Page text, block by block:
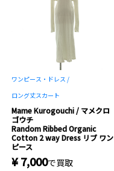
ワンピース・ドレス /
ロング丈スカート
Mame Kurogouchi / マメクロ
ゴウチ
Random Ribbed Organic
Cotton 2 way Dress リブ ワン
ピース
¥ 7,000で買取